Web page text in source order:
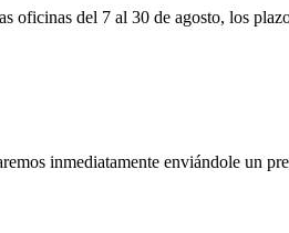
oficinas del 7 al 30 de agosto, los
inmediatamente enviándole un